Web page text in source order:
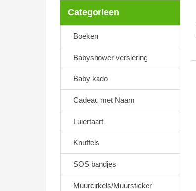
Categorieen
Boeken
Babyshower versiering
Baby kado
Cadeau met Naam
Luiertaart
Knuffels
SOS bandjes
Muurcirkels/Muursticker